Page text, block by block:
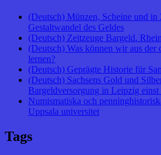
(Deutsch) Münzen, Scheine und
Gestaltwandel des Geldes
(Deutsch) Zeitzeuge Bargeld.
(Deutsch) Was können wir aus der
lernen?
(Deutsch) Geprägte Historie für
(Deutsch) Sachsens Gold und
Bargeldversorgung in Leipzig
Numismatiska och
Uppsala universitet
Tags